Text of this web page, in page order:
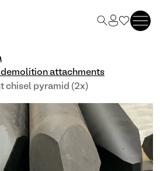
demolition attachments
chisel pyramid (2x)